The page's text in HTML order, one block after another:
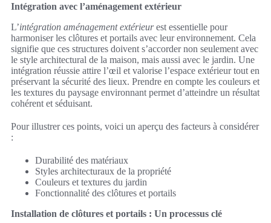
Intégration avec l’aménagement extérieur
L’intégration aménagement extérieurest essentielle pour
harmoniser les clôtures et portails avec leur environnement. Cela
signifie que ces structures doivent s’accorder non seulement avec
le style architectural de la maison, mais aussi avec le jardin. Une
intégration réussie attire l’œil et valorise l’espace extérieur tout en
préservant la sécurité des lieux. Prendre en compte les couleurs et
les textures du paysage environnant permet d’atteindre un résultat
cohérent et séduisant.
Pour illustrer ces points, voici un aperçu des facteurs à considérer
:
Durabilité des matériaux
Styles architecturaux de la propriété
Couleurs et textures du jardin
Fonctionnalité des clôtures et portails
Installation de clôtures et portails : Un processus clé